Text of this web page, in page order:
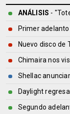
ANÁLISIS -
Primer
Nuevo disco de
Chimaira nos
Shellac
Daylight
Segundo